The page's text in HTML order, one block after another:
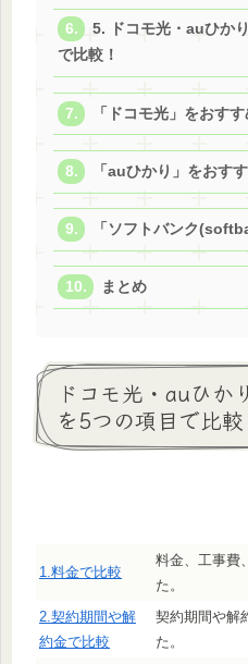
5. ドコモ光・auひか
で比較！
「ドコモ光」をおす
「auひかり」をおす
「ソフトバンク
まとめ
ドコモ光・auひか
を5つの項目で比較
1.料金で比較
料金、工事費
た。
2.契約期間や解
約金で比較
契約期間や解
た。